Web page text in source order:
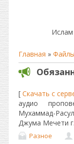
Ислам
Главная » Файлы
[ Скачать с
аудио
Мухаммад-
Джума Мечети
Разное